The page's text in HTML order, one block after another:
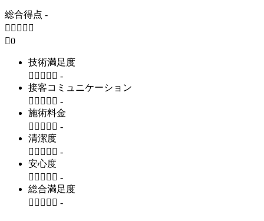
総合得点 -
    
0
技術満足度
     -
接客コミュニケーション
     -
施術料金
     -
清潔度
     -
安心度
     -
総合満足度
     -